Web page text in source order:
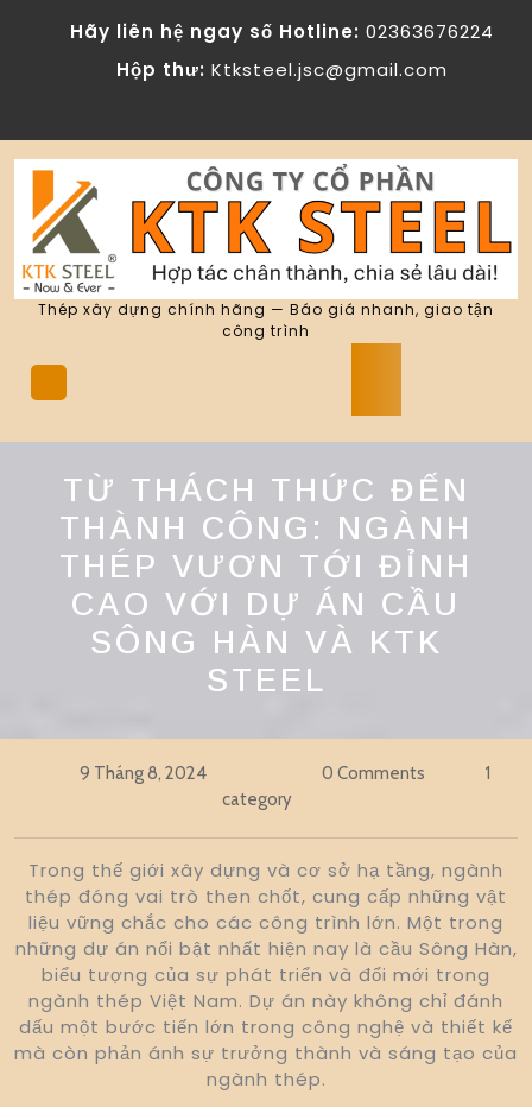
Hãy liên hệ ngay số Hotline: 02363676224
Hộp thư: Ktksteel.jsc@gmail.com
Thép xây dựng chính hãng — Báo giá nhanh, giao tận
công trình
Button
TỪ THÁCH THỨC ĐẾN
THÀNH CÔNG: NGÀNH
THÉP VƯƠN TỚI ĐỈNH
CAO VỚI DỰ ÁN CẦU
SÔNG HÀN VÀ KTK
STEEL
9 Tháng 8, 2024 0 Comments
1
category
Trong thế giới xây dựng và cơ sở hạ tầng, ngành
thép đóng vai trò then chốt, cung cấp những vật
liệu vững chắc cho các công trình lớn. Một trong
những dự án nổi bật nhất hiện nay là cầu Sông Hàn,
biểu tượng của sự phát triển và đổi mới trong
ngành thép Việt Nam. Dự án này không chỉ đánh
dấu một bước tiến lớn trong công nghệ và thiết kế
mà còn phản ánh sự trưởng thành và sáng tạo của
ngành thép.